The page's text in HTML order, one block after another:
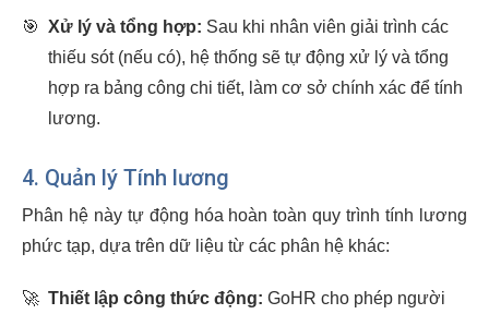
🎯 Xử lý và tổng hợp: Sau khi nhân viên giải trình các
thiếu sót (nếu có), hệ thống sẽ tự động xử lý và tổng
hợp ra bảng công chi tiết, làm cơ sở chính xác để tính
lương.
4. Quản lý Tính lương
Phân hệ này tự động hóa hoàn toàn quy trình tính lương
phức tạp, dựa trên dữ liệu từ các phân hệ khác:
🚀 Thiết lập công thức động: GoHR cho phép người